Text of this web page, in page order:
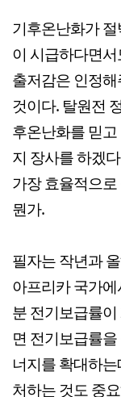
기후온난화가
이 시급하다면
출저감은 인정
것이다. 탈원전
후온난화를 믿
지 장사를 하겠
가장 효율적으
뭔가.
필자는 작년과
아프리카 국가
분 전기보급률
면 전기보급률
너지를 확대하
처하는 것도 중